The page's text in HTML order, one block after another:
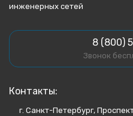
инженерных сетей
8 (800)
Звонок
Контакты:
г. Санкт-Петербург,